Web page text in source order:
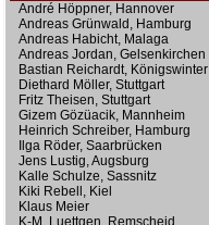
André Höppner, Hannover
Andreas Grünwald, Hamburg
Andreas Habicht, Malaga
Andreas Jordan, Gelsenkirchen
Bastian Reichardt, Königswinter
Diethard Möller, Stuttgart
Fritz Theisen, Stuttgart
Gizem Gözüacik, Mannheim
Heinrich Schreiber, Hamburg
Ilga Röder, Saarbrücken
Jens Lustig, Augsburg
Kalle Schulze, Sassnitz
Kiki Rebell, Kiel
Klaus Meier
K-M. Luettgen, Remscheid